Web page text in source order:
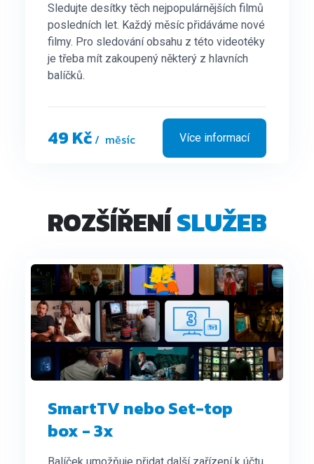
Sledujte desítky těch nejpopulárnějších filmů
posledních let. Každý měsíc přidáváme nové
filmy. Pro sledování obsahu z této videotéky
je třeba mít zakoupený některý z hlavních
balíčků.
49 Kč/ měsíc Více informací
ROZŠÍŘENÍSLUŽEB
SmartTV nebo Set-top
box - 3x
Balíček umožňuje přidat další zařízení k účtu